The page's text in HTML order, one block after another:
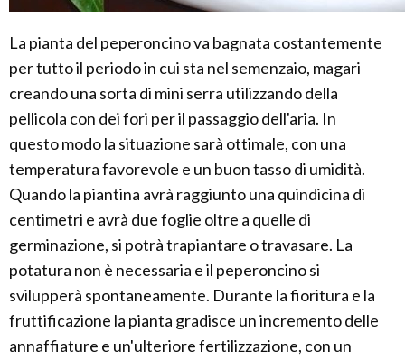
La pianta del peperoncino va bagnata costantemente
per tutto il periodo in cui sta nel semenzaio, magari
creando una sorta di mini serra utilizzando della
pellicola con dei fori per il passaggio dell'aria. In
questo modo la situazione sarà ottimale, con una
temperatura favorevole e un buon tasso di umidità.
Quando la piantina avrà raggiunto una quindicina di
centimetri e avrà due foglie oltre a quelle di
germinazione, si potrà trapiantare o travasare. La
potatura non è necessaria e il peperoncino si
svilupperà spontaneamente. Durante la fioritura e la
fruttificazione la pianta gradisce un incremento delle
annaffiature e un'ulteriore fertilizzazione, con un